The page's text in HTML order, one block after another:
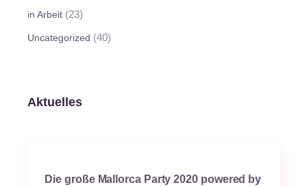
in Arbeit (23)
Uncategorized (40)
Aktuelles
Die große Mallorca Party 2020 powered by